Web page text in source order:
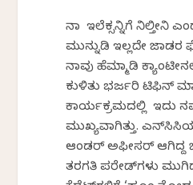
ನಾ ಇಲೆಕ್ಸನ್ನಿಗೆ ನಿಲ್ತೀನಿ
ಮುನ್ನುಡಿ ಇಲ್ಲದೇ
ನಾವು ಹೆಮ್ಮಾಡಿ
ಕುಳಿತು ಭರ್ಜರಿ ಟಿಫಿನ್
ಕಾರ್ಯಕ್ರಮದಲ್ಲಿ ಇದು
ಮುಖ್ಯವಾಗಿತ್ತು.
ಆಂಡರ್ ಅಫೀಸರ್ ಆಗಿದ್ದ
ತರಗತಿ ಪರೇಡ್‌ಗಳು